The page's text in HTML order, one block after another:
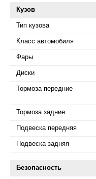
Кузов
Тип кузова
Класс автомобиля
Фары
Диски
Тормоза передние
Тормоза задние
Подвеска передняя
Подвеска задняя
Безопасность